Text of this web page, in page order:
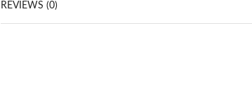
REVIEWS (0)